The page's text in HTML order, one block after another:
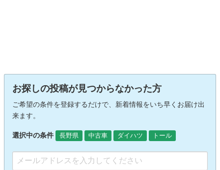
お探しの投稿が見つからなかった方
ご希望の条件を登録するだけで、新着情報をいち早くお届け出
来ます。
選択中の条件 長野県 中古車 ダイハツ トール